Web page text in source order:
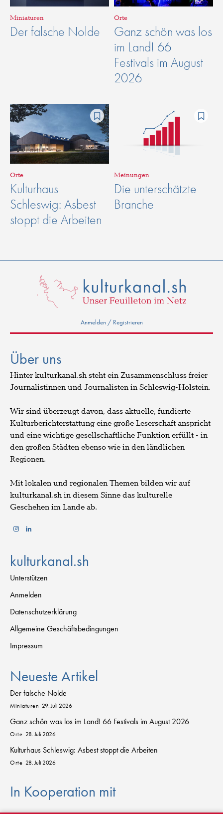
Miniaturen
Der falsche Nolde
Orte
Ganz schön was los
im Land! 66
Festivals im August
2026
Orte
Kulturhaus
Schleswig: Asbest
stoppt die Arbeiten
Meinungen
Die unterschätzte
Branche
Anmelden / Registrieren
Über uns
Hinter kulturkanal.sh steht ein Zusammenschluss freier
Journalistinnen und Journalisten in Schleswig-Holstein.
Wir sind überzeugt davon, dass aktuelle, fundierte
Kulturberichterstattung eine große Leserschaft anspricht
und eine wichtige gesellschaftliche Funktion erfüllt - in
den großen Städten ebenso wie in den ländlichen
Regionen.
Mit lokalen und regionalen Themen bilden wir auf
kulturkanal.sh in diesem Sinne das kulturelle
Geschehen im Lande ab.
kulturkanal.sh
Unterstützen
Anmelden
Datenschutzerklärung
Allgemeine Geschäftsbedingungen
Impressum
Neueste Artikel
Der falsche Nolde
Miniaturen 29. Juli 2026
Ganz schön was los im Land! 66 Festivals im August 2026
Orte 28. Juli 2026
Kulturhaus Schleswig: Asbest stoppt die Arbeiten
Orte 28. Juli 2026
In Kooperation mit